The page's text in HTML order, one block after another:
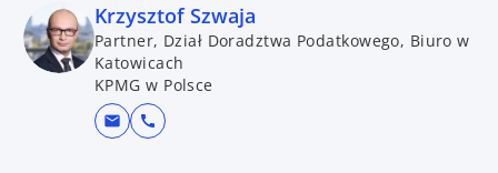
Krzysztof Szwaja
Partner, Dział Doradztwa Podatkowego, Biuro w
Katowicach
KPMG w Polsce
mail call